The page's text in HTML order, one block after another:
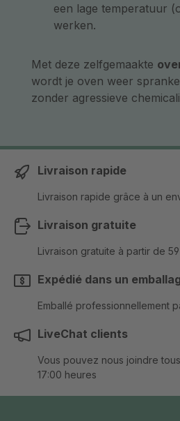
een lage temperatuur
werken.
Met deze zelfgemaakte
wordt je oven weer
zonder agressieve
Livraison rapide
Livraison rapide grâce à un
Livraison gratuite
Livraison gratuite à partir de
Expédié dans un
Emballé professionnellement
LiveChat clients
Vous pouvez nous joindre
17:00 heures